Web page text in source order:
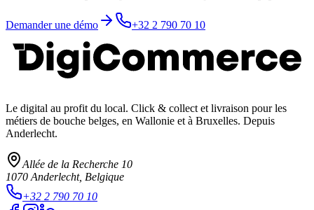
Demander une démo +32 2 790 70 10
Le digital au profit du local. Click & collect et livraison pour les
métiers de bouche belges, en Wallonie et à Bruxelles. Depuis
Anderlecht.
Allée de la Recherche 10
1070 Anderlecht, Belgique
+32 2 790 70 10